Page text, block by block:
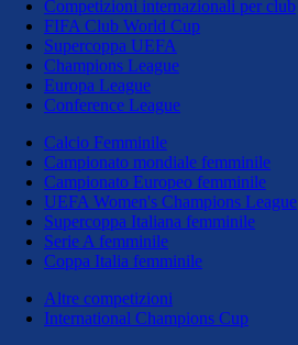
Competizioni internazionali per club
FIFA Club World Cup
Supercoppa UEFA
Champions League
Europa League
Conference League
Calcio Femminile
Campionato mondiale femminile
Campionato Europeo femminile
UEFA Women's Champions League
Supercoppa Italiana femminile
Serie A femminile
Coppa Italia femminile
Altre competizioni
International Champions Cup